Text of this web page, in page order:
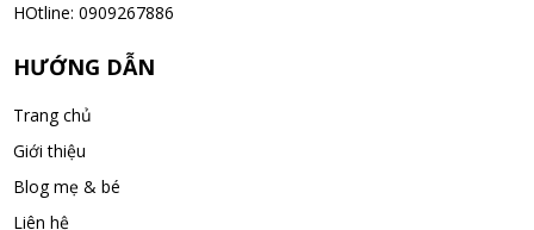
não Noguchi Ekisu 200 Viên
Võ Huỳnh Lanh đã mua sản phẩm Viên uống tiền đình bổ não
Noguchi Ekisu 200 Viên
08/08/2026
HOtline: 0909267886
HƯỚNG DẪN
Trang chủ
Giới thiệu
Blog mẹ & bé
Liên hệ